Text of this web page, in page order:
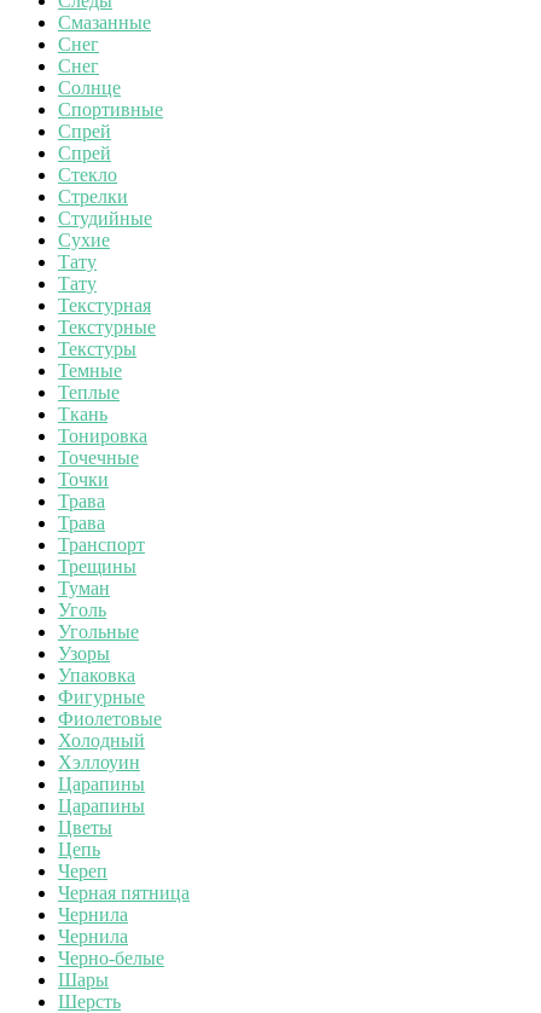
Смазанные
Снег
Снег
Солнце
Спортивные
Спрей
Спрей
Стекло
Стрелки
Студийные
Сухие
Тату
Тату
Текстурная
Текстурные
Текстуры
Темные
Теплые
Ткань
Тонировка
Точечные
Точки
Трава
Трава
Транспорт
Трещины
Туман
Уголь
Угольные
Узоры
Упаковка
Фигурные
Фиолетовые
Холодный
Хэллоуин
Царапины
Царапины
Цветы
Цепь
Череп
Черная пятница
Чернила
Чернила
Черно-белые
Шары
Шерсть